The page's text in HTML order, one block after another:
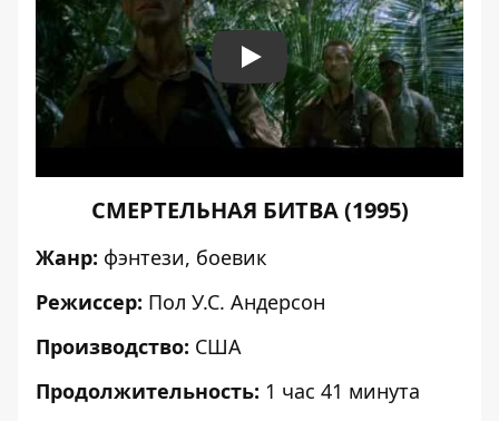
Play
СМЕРТЕЛЬНАЯ БИТВА (1995)
Жанр: фэнтези, боевик
Режиссер: Пол У.С. Андерсон
Производство: США
Продолжительность: 1 час 41 минута